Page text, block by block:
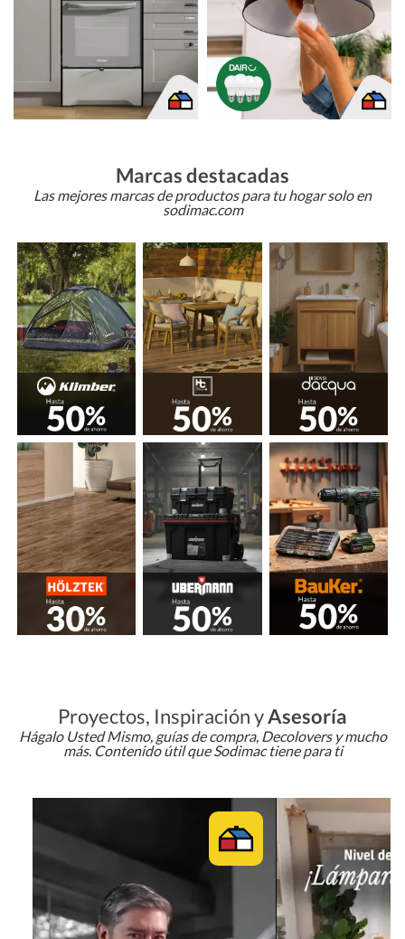
Marcas destacadas
Las mejores marcas de productos para tu hogar solo en
sodimac.com
Proyectos, Inspiración yAsesoría
Hágalo Usted Mismo, guías de compra, Decolovers y mucho
más. Contenido útil que Sodimac tiene para ti